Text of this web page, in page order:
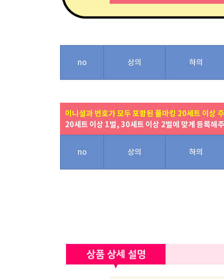
no 상의 하의
이니셜과 번호가 모두 포함된 풀마킹 20세트 이상
20세트 이상 1벌, 30세트 이상 2벌에 맞게 등록해
no 상의 하의